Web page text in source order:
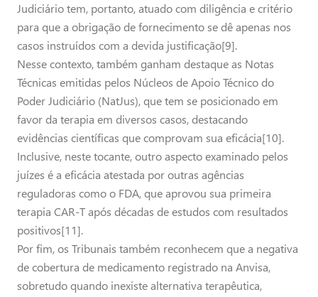
Judiciário tem, portanto, atuado com diligência e critério
para que a obrigação de fornecimento se dê apenas nos
casos instruídos com a devida justificação[9].
Nesse contexto, também ganham destaque as Notas
Técnicas emitidas pelos Núcleos de Apoio Técnico do
Poder Judiciário (NatJus), que tem se posicionado em
favor da terapia em diversos casos, destacando
evidências científicas que comprovam sua eficácia[10].
Inclusive, neste tocante, outro aspecto examinado pelos
juízes é a eficácia atestada por outras agências
reguladoras como o FDA, que aprovou sua primeira
terapia CAR-T após décadas de estudos com resultados
positivos[11].
Por fim, os Tribunais também reconhecem que a negativa
de cobertura de medicamento registrado na Anvisa,
sobretudo quando inexiste alternativa terapêutica,